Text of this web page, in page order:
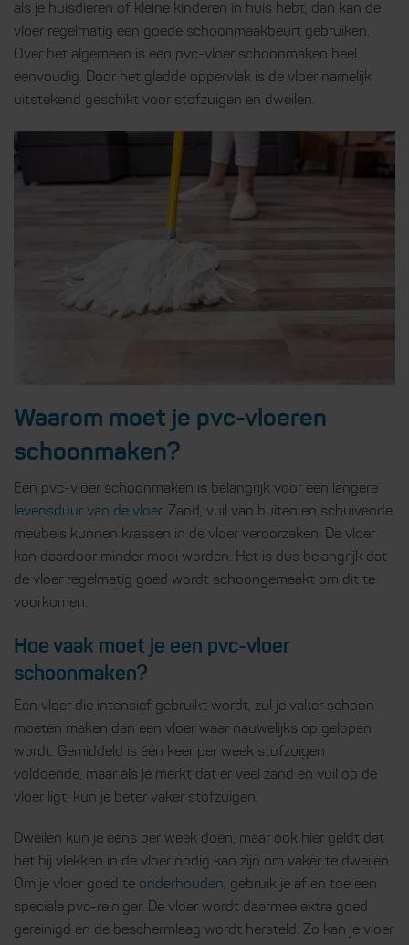
als je huisdieren of kleine kinderen in huis hebt, dan kan de
vloer regelmatig een goede schoonmaakbeurt gebruiken.
Over het algemeen is een pvc-vloer schoonmaken heel
eenvoudig. Door het gladde oppervlak is de vloer namelijk
uitstekend geschikt voor stofzuigen en dweilen.
Waarom moet je pvc-vloeren
schoonmaken?
Een pvc-vloer schoonmaken is belangrijk voor een langere
levensduur van de vloer. Zand, vuil van buiten en schuivende
meubels kunnen krassen in de vloer veroorzaken. De vloer
kan daardoor minder mooi worden. Het is dus belangrijk dat
de vloer regelmatig goed wordt schoongemaakt om dit te
voorkomen.
Hoe vaak moet je een pvc-vloer
schoonmaken?
Een vloer die intensief gebruikt wordt, zul je vaker schoon
moeten maken dan een vloer waar nauwelijks op gelopen
wordt. Gemiddeld is één keer per week stofzuigen
voldoende, maar als je merkt dat er veel zand en vuil op de
vloer ligt, kun je beter vaker stofzuigen.
Dweilen kun je eens per week doen, maar ook hier geldt dat
het bij vlekken in de vloer nodig kan zijn om vaker te dweilen.
Om je vloer goed te onderhouden, gebruik je af en toe een
speciale pvc-reiniger. De vloer wordt daarmee extra goed
gereinigd en de beschermlaag wordt hersteld. Zo kan je vloer